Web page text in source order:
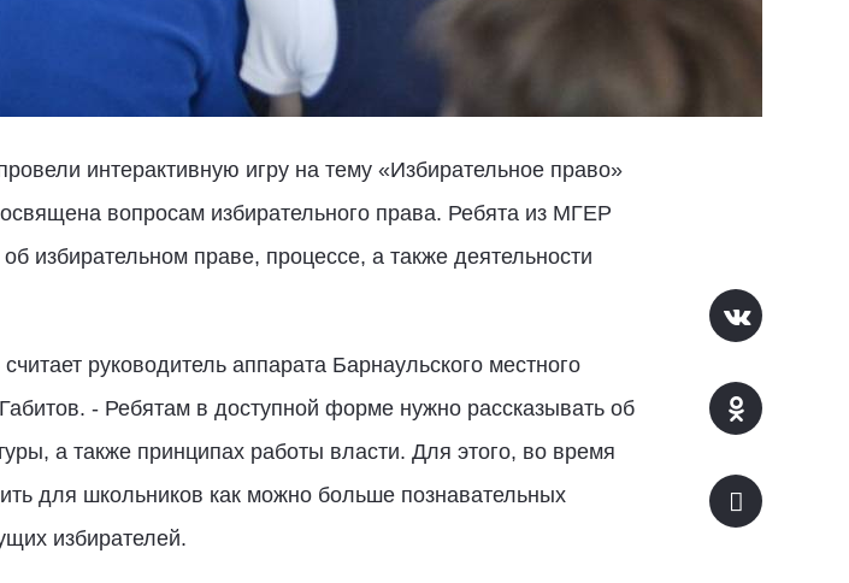
интерактивную игру на тему «Избирательное право»
вопросам избирательного права. Ребята из МГЕР
избирательном праве, процессе, а также деятельности
руководитель аппарата Барнаульского местного
- Ребятам в доступной форме нужно рассказывать об
а также принципах работы власти. Для этого, во время
для школьников как можно больше познавательных
избирателей.